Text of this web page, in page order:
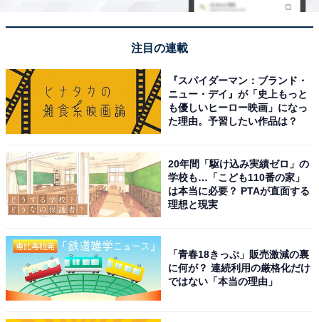
注目の連載
『スパイダーマン：ブランド・
ニュー・デイ』が「史上もっと
も優しいヒーロー映画」になっ
た理由。予習したい作品は？
20年間「駆け込み実績ゼロ」の
学校も…「こども110番の家」
は本当に必要？ PTAが直面する
理想と現実
「青春18きっぷ」販売激減の裏
に何が？ 連続利用の厳格化だけ
ではない「本当の理由」